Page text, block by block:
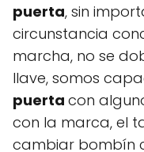
puerta, sin
circunstancia
marcha, no se
llave, somos
puerta con
con la marca, el
cambiar bombín